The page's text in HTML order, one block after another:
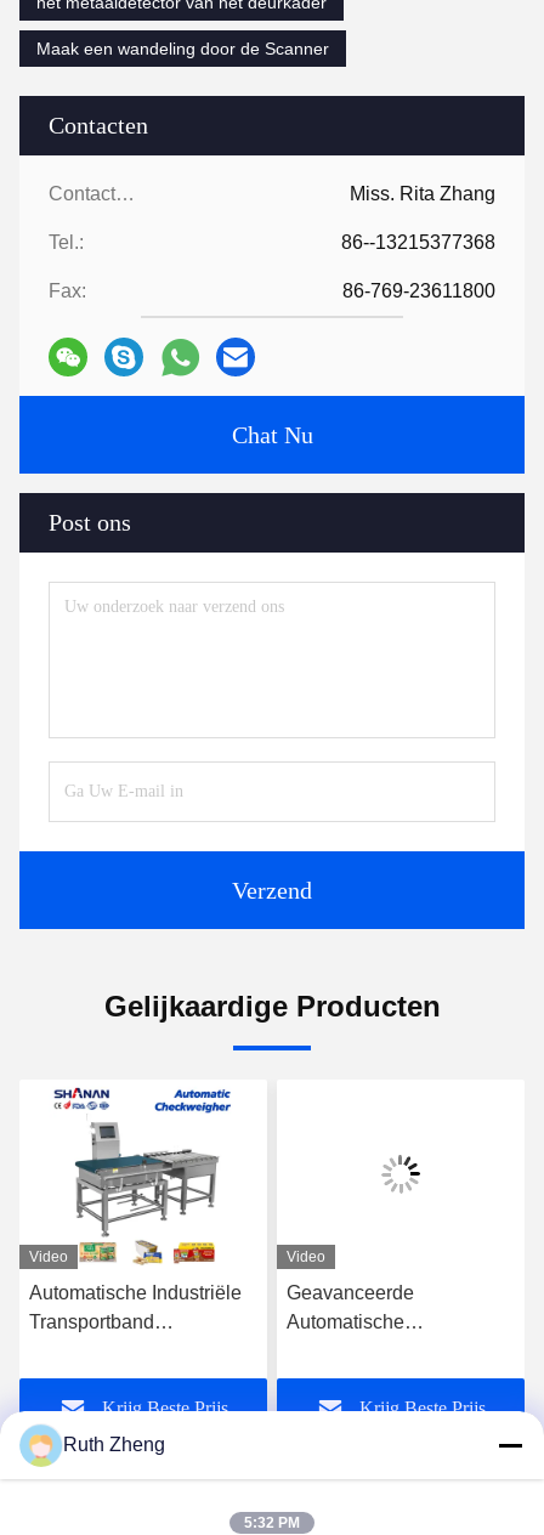
Contacten
Contacten: Miss. Rita Zhang
Tel.: 86--13215377368
Fax: 86-769-23611800
Chat Nu
Post ons
Verzend
Maak een wandeling door de Scanner
Gelijkaardige Producten
Video
Automatische Industriële
Transportband
CheckWeight Machine
WeegschaalKrijg Beste Prijs
Video
Geavanceerde
Automatische
Snelle en Nauwkeurige
Gewichtmeting en
Krijg Beste Prijs
Ruth Zheng
5:32 PM